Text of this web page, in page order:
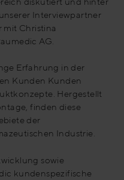
Interviewpartner
mit Christina
AG.
Erfahrung in der
Kunden Kunden
Hergestellt
finden diese
der
Industrie.
sowie
kundenspezifische